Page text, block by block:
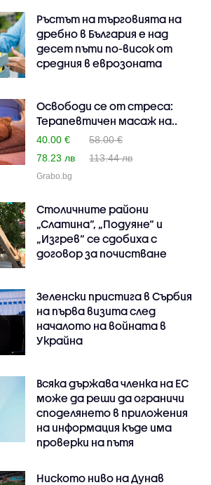
Ръстът на търговията на
дребно в България е над
десет пъти по-висок от
средния в еврозоната
Освободи се от стреса:
Терапевтичен масаж на..
40.00 €
58.00 €
78.23 лв
113.44 лв
Grabo.bg
Столичните райони
„Слатина“, „Подуяне“ и
„Изгрев“ се сдобиха с
договор за почистване
Зеленски пристига в Сърбия
на първа визита след
началото на войната в
Украйна
Всяка държава членка на ЕС
може да реши да ограничи
споделянето в приложения
на информация къде има
проверки на пътя
Ниското ниво на Дунав